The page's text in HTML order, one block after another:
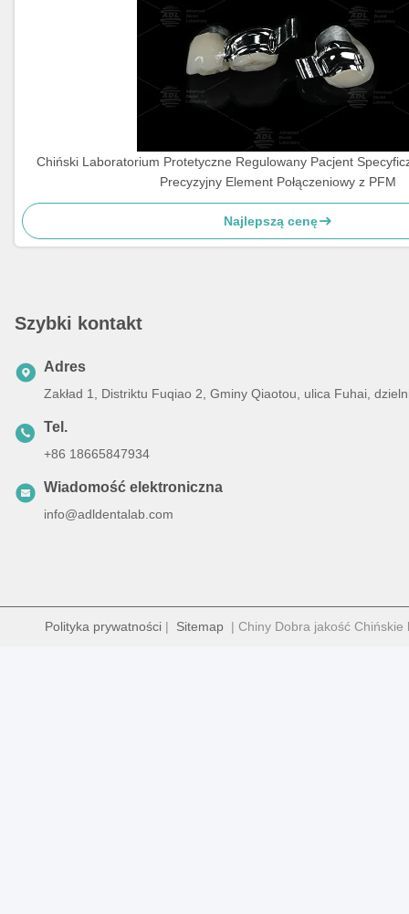
Chiński Laboratorium Protetyczne Regulowany Pacjent
Precyzyjny Element Połączeniowy z PFM
Najlepszą cenę
Szybki kontakt
Adres
Zakład 1, Distriktu Fuqiao 2, Gminy Qiaotou, ulica Fuhai,
Tel.
+86 18665847934
Wiadomość elektroniczna
info@adldentalab.com
Polityka prywatności | Sitemap | Chiny Dobra jakość